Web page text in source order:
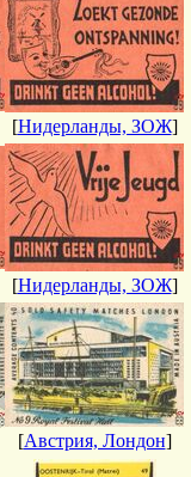
[Нидерланды, ЗОЖ]
[Нидерланды, ЗОЖ]
[Австрия, Лондон]